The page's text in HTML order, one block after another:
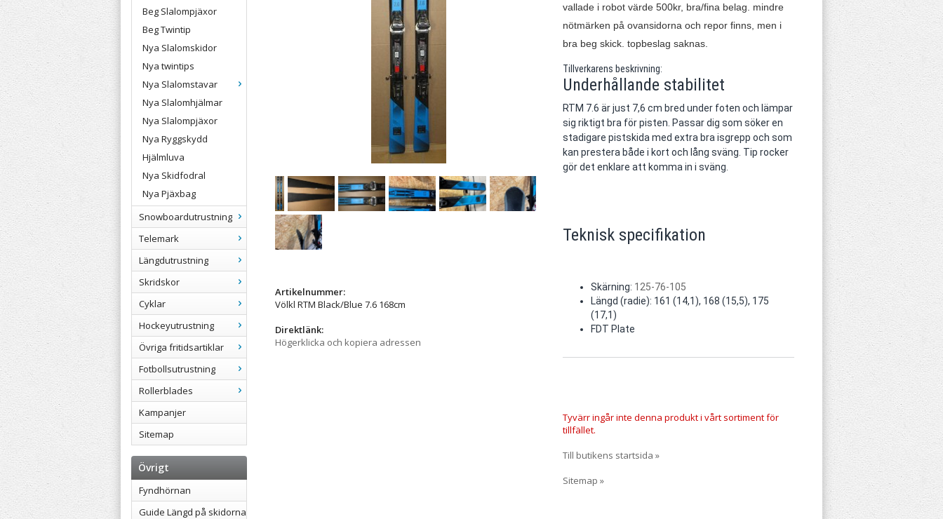
Beg Slalompjäxor
Beg Twintip
Nya Slalomskidor
Nya twintips
Nya Slalomstavar
Nya Slalomhjälmar
Nya Slalompjäxor
Nya Ryggskydd
Hjälmluva
Nya Skidfodral
Nya Pjäxbag
Snowboardutrustning
Telemark
Längdutrustning
Skridskor
Cyklar
Hockeyutrustning
Övriga fritidsartiklar
Fotbollsutrustning
Rollerblades
Kampanjer
Sitemap
Övrigt
Fyndhörnan
Guide Längd på skidorna
Artikelnummer:
Völkl RTM Black/Blue 7.6 168cm
Direktlänk:
Högerklicka och kopiera adressen
vallade i robot värde 500kr, bra/fina belag. mindre
nötmärken på ovansidorna och repor finns, men i
bra beg skick. topbeslag saknas.
Tillverkarens beskrivning:
Underhållande stabilitet
RTM 7.6 är just 7,6 cm bred under foten och lämpar
sig riktigt bra för pisten. Passar dig som söker en
stadigare pistskida med extra bra isgrepp och som
kan prestera både i kort och lång sväng. Tip rocker
gör det enklare att komma in i sväng.
Teknisk specifikation
Skärning: 125-76-105
Längd (radie): 161 (14,1), 168 (15,5), 175
(17,1)
FDT Plate
Tyvärr ingår inte denna produkt i vårt sortiment för
tillfället.
Till butikens startsida »
Sitemap »